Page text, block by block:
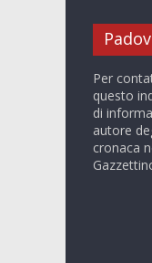
Per
questo
di
autore
cronaca